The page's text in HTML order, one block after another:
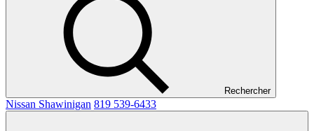
Rechercher
Nissan Shawinigan 819 539-6433